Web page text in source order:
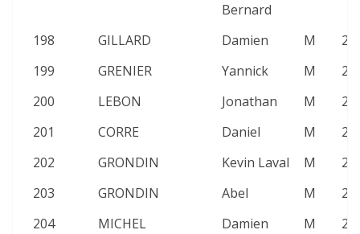
Bernard
198 GILLARD Damien M
199
GRENIER Yannick M
200
LEBON Jonathan M
201
CORRE Daniel M
202
GRONDIN Kevin Laval M
203
GRONDIN Abel M
204
MICHEL Damien M